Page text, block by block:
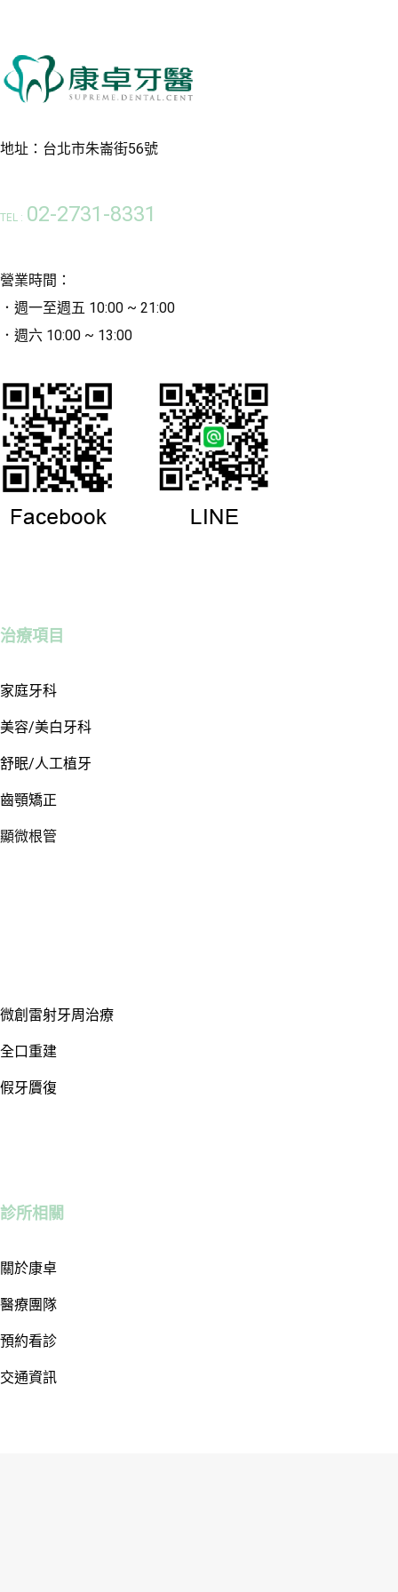
地址：台北市朱崙街56號
TEL : 02-2731-8331
營業時間：
．週一至週五 10:00 ~ 21:00
．週六 10:00 ~ 13:00
治療項目
家庭牙科
美容/美白牙科
舒眠/人工植牙
齒顎矯正
顯微根管
微創雷射牙周治療
全口重建
假牙贗復
診所相關
關於康卓
醫療團隊
預約看診
交通資訊